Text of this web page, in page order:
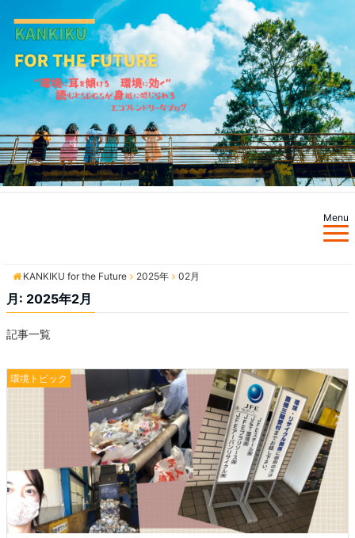
Menu
KANKIKU for the Future 2025年 02月
月: 2025年2月
記事一覧
環境トピック